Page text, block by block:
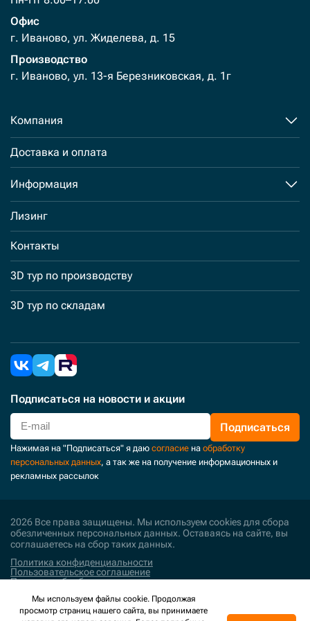
Офис
г. Иваново, ул. Жиделева, д. 15
Производство
г. Иваново, ул. 13-я Березниковская, д. 1г
Компания
Доставка и оплата
Информация
Лизинг
Контакты
3D тур по производству
3D тур по складам
Подписаться на новости и акции
Подписаться
Нажимая на "Подписаться" я даю согласие на обработку
персональных данных, а так же на получение информационных и
рекламных рассылок
2026 Все права защищены. Мы используем cookies для сбора
обезличенных персональных данных. Оставаясь на сайте, вы
соглашаетесь на сбор таких данных.
Политика конфиденциальности
Пользовательское соглашение
Политика обработки персональных данных
Поддержка и развитие
Мы используем файлы cookie. Продолжая
просмотр страниц нашего сайта, вы принимаете